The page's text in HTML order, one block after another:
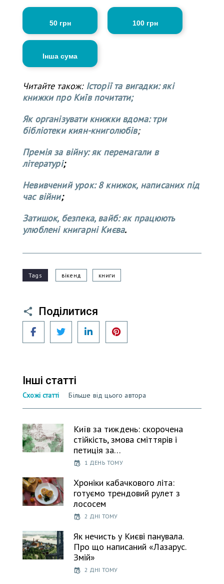
50 грн 100 грн
Інша сума
Читайте також: Історії та вигадки: які
книжки про Київ почитати;
Як організувати книжкивдома: три
бібліотеки киян-книголюбів;
Премія за війну: як перемагали в
літературі;
Невивчений урок: 8 книжок, написаних під
час війни;
Затишок, безпека, вайб: як працюють
улюблені книгарні Києва.
Tags вікенд книги
Поділитися
Facebook Twitter LinkedIn
Інші статті
Схожі статті Більше від цього автора
Київ за тиждень: скорочена
стійкість, змова сміттярів і
петиція за…
1 ДЕНЬ ТОМУ
Хроніки кабачкового літа:
готуємо трендовий рулет з
лососем
2 ДНІ ТОМУ
Як нечисть у Києві панувала.
Про що написаний «Лазарус.
Змій»
2 ДНІ ТОМУ